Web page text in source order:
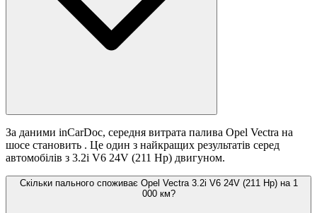
За даними inCarDoc, середня витрата палива Opel Vectra на
шосе становить . Це один з найкращих результатів серед
автомобілів з 3.2i V6 24V (211 Hp) двигуном.
Скільки пального споживає Opel Vectra 3.2i V6 24V (211 Hp) на 1
000 км?